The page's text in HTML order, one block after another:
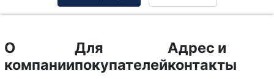
О
компании
Для
покупателей
Адрес и
контакты